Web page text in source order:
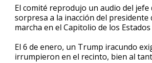
El comité reprodujo un audio del
sorpresa a la inacción del
marcha en el Capitolio de los
El 6 de enero, un Trump iracundo
irrumpieron en el recinto, bien al